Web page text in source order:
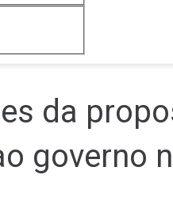
da
governo